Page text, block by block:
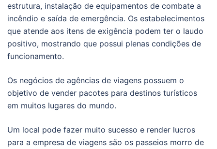
estrutura, instalação de equipamentos de combate a
incêndio e saída de emergência. Os estabelecimentos
que atende aos itens de exigência podem ter o laudo
positivo, mostrando que possui plenas condições de
funcionamento.
Os negócios de agências de viagens possuem o
objetivo de vender pacotes para destinos turísticos
em muitos lugares do mundo.
Um local pode fazer muito sucesso e render lucros
para a empresa de viagens são os passeios morro de